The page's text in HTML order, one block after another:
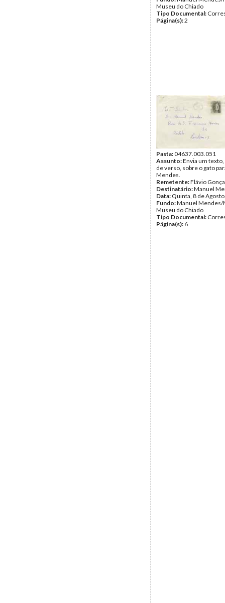
Museu do Chiado
Tipo Documental:
Página(s):2
Pasta:04637.003.051
Assunto:Envia um
de verso, sobre o gato
Mendes.
Remetente:Flávio
Destinatário:Manuel
Data: Quinta, 8 de
Fundo:Manuel Mendes/
Museu do Chiado
Tipo Documental:
Página(s): 6